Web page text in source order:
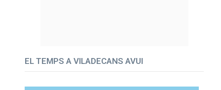
EL TEMPS A VILADECANS AVUI